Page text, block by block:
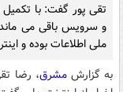
تقی پور گفت: با
و سرویس باقی می
ملی اطلاعات بوده و
به گزارشمشرق، رضا